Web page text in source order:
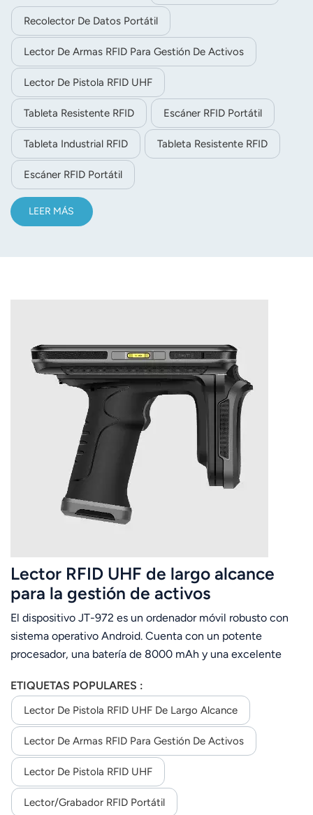
RFID/NFC HF e iris. y reconocimiento de huellas
dactilares, etc., puede encontrar en este dispositivo fácil
de implementar una valiosa herramienta para aumentar la
productividad en el comercio minorista, logística,
almacenamiento, verificación de identidad, lectura de
contadores, etc.
Recolector De Datos Portátil
Lector De Armas RFID Para Gestión De Activos
Lector De Pistola RFID UHF
Tableta Resistente RFID Escáner RFID Portátil
Tableta Industrial RFID Tableta Resistente RFID
Escáner RFID Portátil
LEER MÁS
Lector RFID UHF de largo alcance
para la gestión de activos
El dispositivo JT-972 es un ordenador móvil robusto con
sistema operativo Android. Cuenta con un potente
procesador, una batería de 8000 mAh y una excelente
antena R2000 de polarización lineal o circular. Que puede
leer etiquetas en masa desde larga La distancia permite su
implementación en la gestión de activos, el comercio
minorista, el almacenamiento, la gestión de flotas, etc.
ETIQUETAS POPULARES :
Lector De Pistola RFID UHF De Largo Alcance
Lector De Armas RFID Para Gestión De Activos
Lector De Pistola RFID UHF
Lector/grabador RFID Portátil